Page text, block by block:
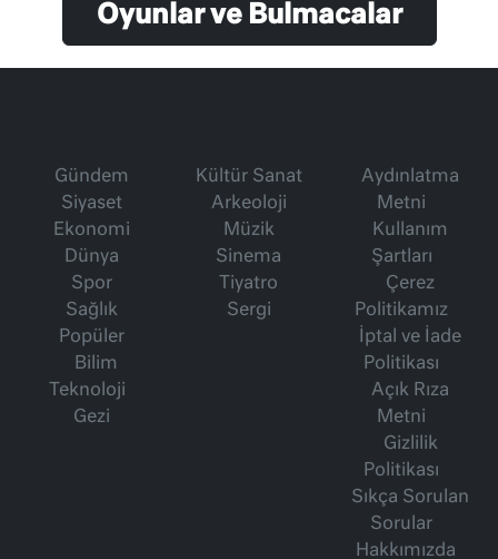
Oyunlar ve Bulmacalar
Gündem
Siyaset
Ekonomi
Dünya
Spor
Sağlık
Popüler
Bilim
Teknoloji
Gezi
Kültür Sanat
Arkeoloji
Müzik
Sinema
Tiyatro
Sergi
Aydınlatma
Metni
Kullanım
Şartları
Çerez
Politikamız
İptal ve İade
Politikası
Açık Rıza
Metni
Gizlilik
Politikası
Sıkça Sorulan
Sorular
Hakkımızda